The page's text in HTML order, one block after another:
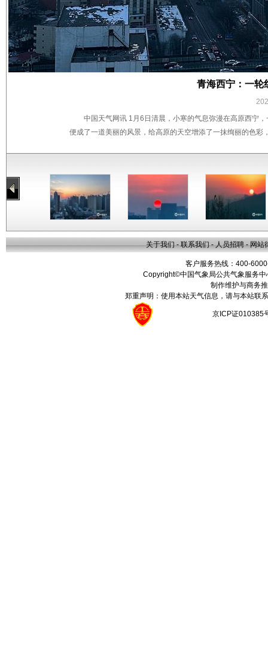
青海西宁：一轮
中国天气网讯 1月6日清晨，小寒的气息弥漫在高原西宁
便成了一道美丽的风景，给高原的天空增添了一抹绚丽的色彩
关于我们 - 联系我们 - 人员招聘 - 网站
客户服务热线：400-
Copyright©中国气象局公共气象服务
制作维护与商务
郑重声明：使用本站天气信息，请与本站联
京ICP证010385